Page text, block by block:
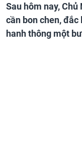
Sau hôm nay,
cần bon chen,
hanh thông một